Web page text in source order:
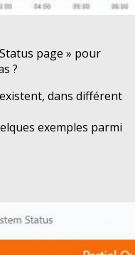
page » pour
?
dans différent
exemples parmi